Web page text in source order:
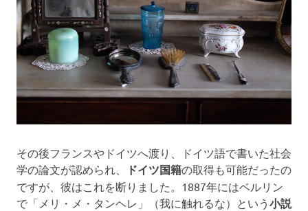
その後フランスやドイツへ渡り、ドイツ語で書いた社会
学の論文が認められ、
ドイツ国籍の取得も可能だったの
ですが、彼はこれを断りました。1887年にはベルリン
で「メリ・メ・タンヘレ」（我に触れるな）という 小説